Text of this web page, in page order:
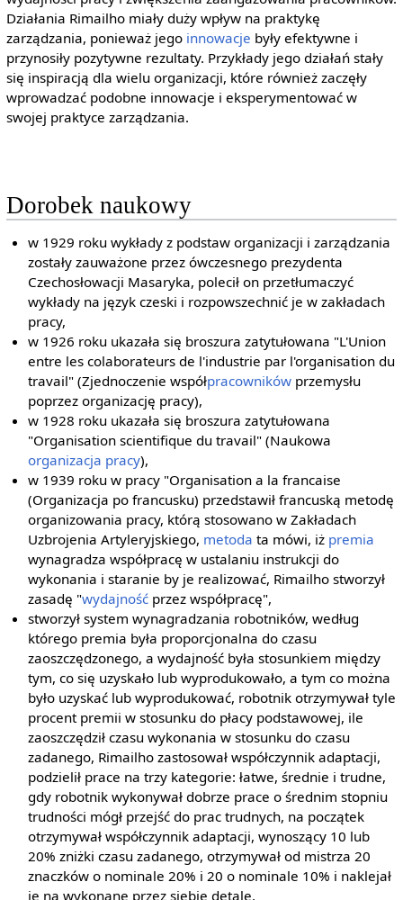
Działania Rimailho miały duży wpływ na praktykę
zarządzania, ponieważ jego innowacje były efektywne i
przynosiły pozytywne rezultaty. Przykłady jego działań stały
się inspiracją dla wielu organizacji, które również zaczęły
wprowadzać podobne innowacje i eksperymentować w
swojej praktyce zarządzania.
Dorobek naukowy
w 1929 roku wykłady z podstaw organizacji i zarządzania
zostały zauważone przez ówczesnego prezydenta
Czechosłowacji Masaryka, polecił on przetłumaczyć
wykłady na język czeski i rozpowszechnić je w zakładach
pracy,
w 1926 roku ukazała się broszura zatytułowana "L'Union
entre les colaborateurs de l'industrie par l'organisation du
travail" (Zjednoczenie współpracowników przemysłu
poprzez organizację pracy),
w 1928 roku ukazała się broszura zatytułowana
"Organisation scientifique du travail" (Naukowa
organizacja pracy),
w 1939 roku w pracy "Organisation a la francaise
(Organizacja po francusku) przedstawił francuską metodę
organizowania pracy, którą stosowano w Zakładach
Uzbrojenia Artyleryjskiego, metoda ta mówi, iż premia
wynagradza współpracę w ustalaniu instrukcji do
wykonania i staranie by je realizować, Rimailho stworzył
zasadę "wydajność przez współpracę",
stworzył system wynagradzania robotników, według
którego premia była proporcjonalna do czasu
zaoszczędzonego, a wydajność była stosunkiem między
tym, co się uzyskało lub wyprodukowało, a tym co można
było uzyskać lub wyprodukować, robotnik otrzymywał tyle
procent premii w stosunku do płacy podstawowej, ile
zaoszczędził czasu wykonania w stosunku do czasu
zadanego, Rimailho zastosował współczynnik adaptacji,
podzielił prace na trzy kategorie: łatwe, średnie i trudne,
gdy robotnik wykonywał dobrze prace o średnim stopniu
trudności mógł przejść do prac trudnych, na początek
otrzymywał współczynnik adaptacji, wynoszący 10 lub
20% zniżki czasu zadanego, otrzymywał od mistrza 20
znaczków o nominale 20% i 20 o nominale 10% i naklejał
je na wykonane przez siebie detale,